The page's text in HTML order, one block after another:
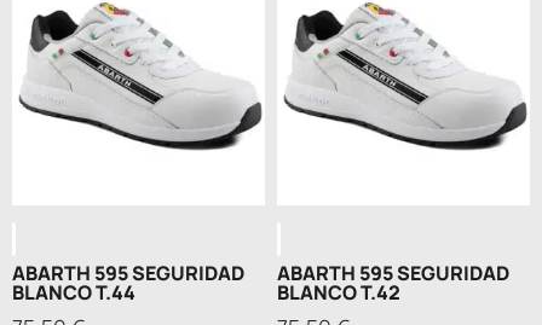
ABARTH 595 SEGURIDAD
BLANCO T.44
ABARTH 595 SEGURIDAD
BLANCO T.42